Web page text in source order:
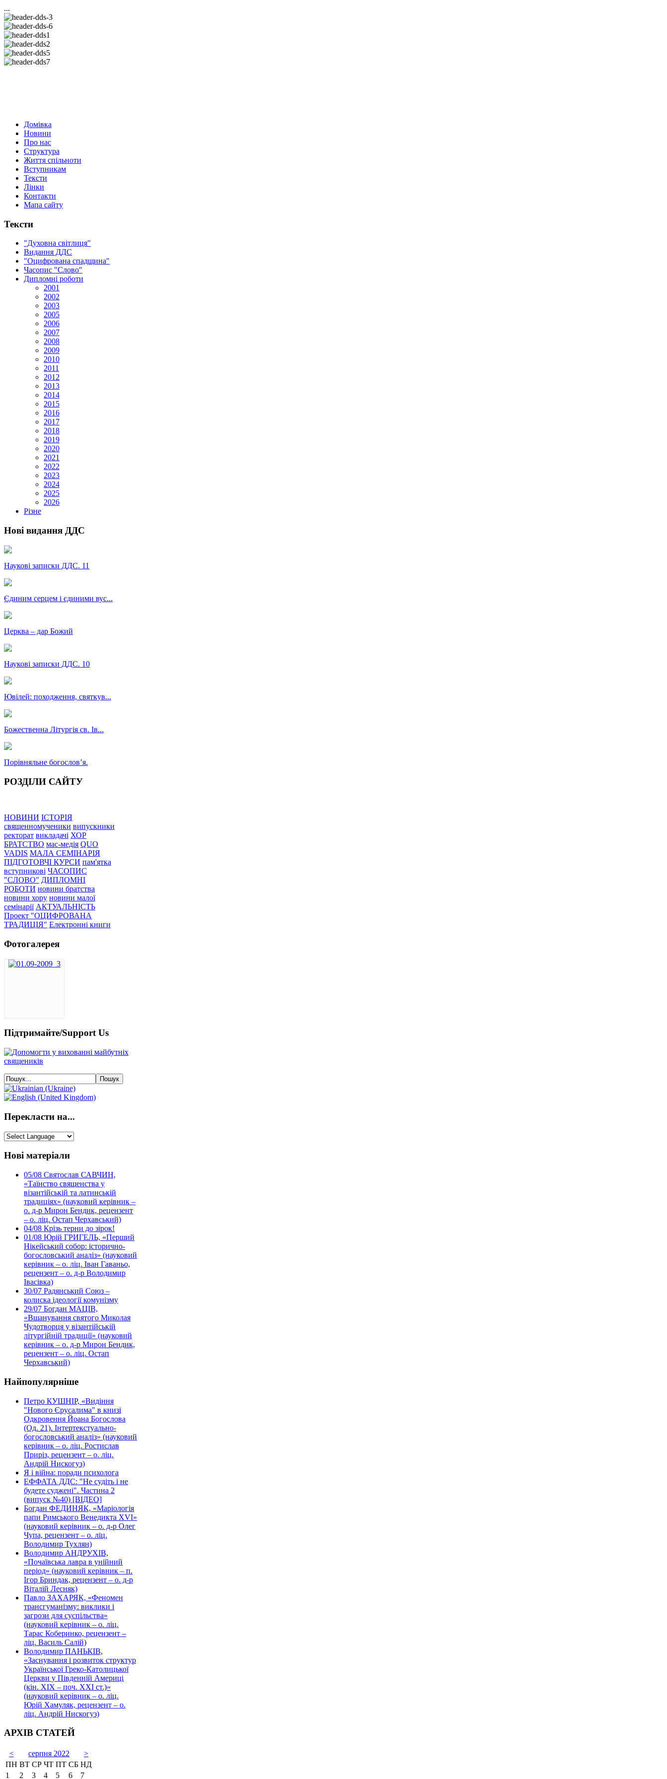
...
Домівка
Новини
Про нас
Структура
Життя спільноти
Вступникам
Тексти
Лінки
Контакти
Мапа сайту
Тексти
"Духовна світлиця"
Видання ДДС
"Оцифрована спадщина"
Часопис "Слово"
Дипломні роботи
2001
2002
2003
2005
2006
2007
2008
2009
2010
2011
2012
2013
2014
2015
2016
2017
2018
2019
2020
2021
2022
2023
2024
2025
2026
Різне
Нові видання ДДС
Наукові записки ДДС. 11
Єдиним серцем і єдиними вус...
Церква – дар Божий
Наукові записки ДДС. 10
Ювілей: походження, святкув...
Божественна Літургія св. Ів...
Порівняльне богословʼя.
РОЗДІЛИ САЙТУ
НОВИНИ ІСТОРІЯ
священномученики випускники
ректорат викладачі ХОР
БРАТСТВО мас-медія QUO
VADIS МАЛА СЕМІНАРІЯ
ПІДГОТОВЧІ КУРСИ пам'ятка
вступникові ЧАСОПИС
"СЛОВО" ДИПЛОМНІ
РОБОТИ новини братства
новини хору новини малої
семінарії АКТУАЛЬНІСТЬ
Проект "ОЦИФРОВАНА
ТРАДИЦІЯ" Електронні книги
Фотогалерея
Підтримайте/Support Us
Перекласти на...
Нові матеріали
05/08 Святослав САВЧИН,
«Таїнство священства у
візантійській та латинській
традиціях» (науковий керівник –
о. д-р Мирон Бендик, рецензент
– о. ліц. Остап Черхавський)
04/08 Крізь терни до зірок!
01/08 Юрій ГРИГЕЛЬ, «Перший
Нікейський собор: історично-
богословський аналіз» (науковий
керівник – о. ліц. Іван Гаваньо,
рецензент – о. д-р Володимир
Івасівка)
30/07 Радянський Союз –
колиска ідеології комунізму
29/07 Богдан МАЦІВ,
«Вшанування святого Миколая
Чудотворця у візантійській
літургійній традиції» (науковий
керівник – о. д-р Мирон Бендик,
рецензент – о. ліц. Остап
Черхавський)
Найпопулярніше
Петро КУШНІР, «Видіння
"Нового Єрусалима" в книзі
Одкровення Йоана Богослова
(Од. 21). Інтертекстуально-
богословський аналіз» (науковий
керівник – о. ліц. Ростислав
Приріз, рецензент – о. ліц.
Андрій Нискогуз)
Я і війна: поради психолога
ЕФФАТА ДДС: "Не судіть і не
будете суджені". Частина 2
(випуск №40) [ВІДЕО]
Богдан ФЕДИНЯК, «Маріологія
папи Римського Венедикта XVI»
(науковий керівник – о. д-р Олег
Чупа, рецензент – о. ліц.
Володимир Тухлян)
Володимир АНДРУХІВ,
«Почаївська лавра в унійний
період» (науковий керівник – п.
Ігор Бриндак, рецензент – о. д-р
Віталій Лесняк)
Павло ЗАХАРЯК, «Феномен
трансгуманізму: виклики і
загрози для суспільства»
(науковий керівник – о. ліц.
Тарас Коберинко, рецензент –
ліц. Василь Салій)
Володимир ПАНЬКІВ,
«Заснування і розвиток структур
Української Греко-Католицької
Церкви у Південній Америці
(кін. ХІХ – поч. ХХІ ст.)»
(науковий керівник – о. ліц.
Юрій Хамуляк, рецензент – о.
ліц. Андрій Нискогуз)
АРХІВ СТАТЕЙ
< серпня 2022
>
ПН ВТ СР ЧТ ПТ СБ НД
1
2 3 4 5 6 7